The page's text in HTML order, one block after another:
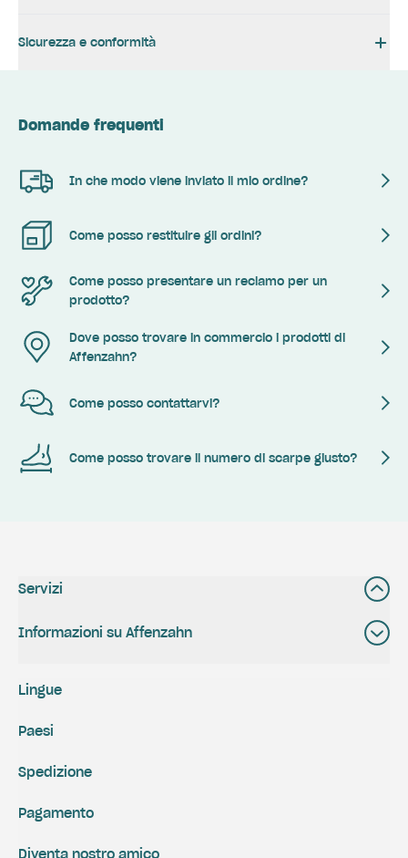
Sicurezza e conformità
Domande frequenti
In che modo viene inviato il mio ordine?
Come posso restituire gli ordini?
Come posso presentare un reclamo per un
prodotto?
Dove posso trovare in commercio i prodotti di
Affenzahn?
Come posso contattarvi?
Come posso trovare il numero di scarpe giusto?
Servizi
Informazioni su Affenzahn
Spedizione
Pagamento
Diventa nostro amico
Lingue
Paesi